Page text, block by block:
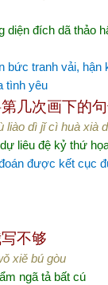
diện đích dã thảo
bức tranh vải, hận
tình yêu
几次画下的
liào dì jǐ cì huà xià
liêu đệ kỷ thứ
được kết cục
不够
xiě bú gòu
ngã tả bất cú